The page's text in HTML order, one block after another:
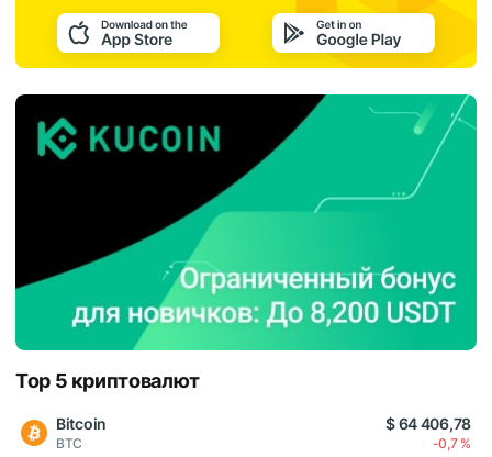
Top 5 криптовалют
Bitcoin
BTC
$ 64 406,78
-0,7 %